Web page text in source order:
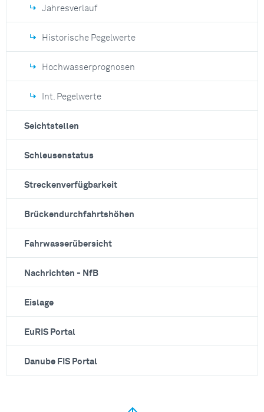
Jahresverlauf
Historische Pegelwerte
Hochwasserprognosen
Int. Pegelwerte
Seichtstellen
Schleusenstatus
Streckenverfügbarkeit
Brückendurchfahrtshöhen
Fahrwasserübersicht
Nachrichten - NfB
Eislage
EuRIS Portal
Danube FIS Portal